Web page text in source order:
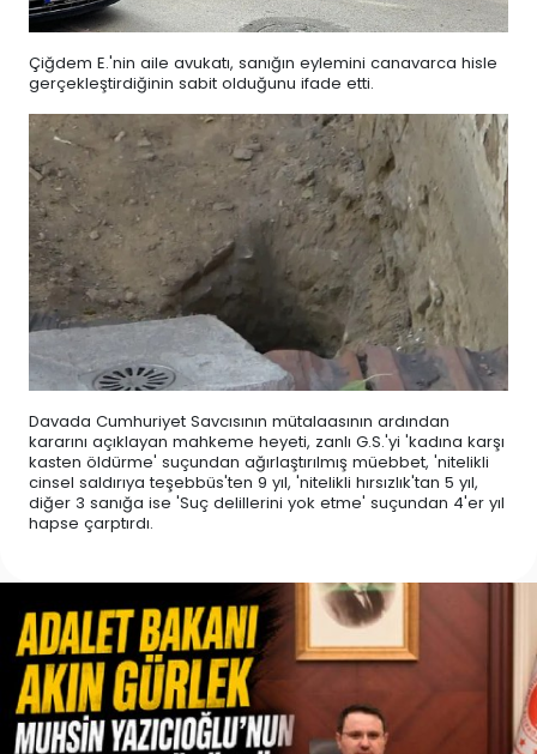
Çiğdem E.'nin aile avukatı, sanığın eylemini canavarca hisle
gerçekleştirdiğinin sabit olduğunu ifade etti.
Davada Cumhuriyet Savcısının mütalaasının ardından
kararını açıklayan mahkeme heyeti, zanlı G.S.'yi 'kadına karşı
kasten öldürme' suçundan ağırlaştırılmış müebbet, 'nitelikli
cinsel saldırıya teşebbüs'ten 9 yıl, 'nitelikli hırsızlık'tan 5 yıl,
diğer 3 sanığa ise 'Suç delillerini yok etme' suçundan 4'er yıl
hapse çarptırdı.